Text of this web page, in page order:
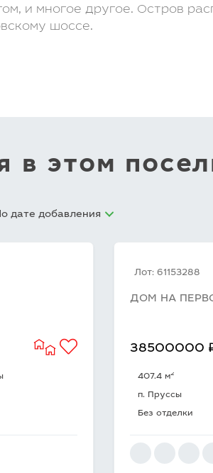
и многое другое. Остров
шоссе.
в этом
дате добавления
Лот: 61153288
ДОМ НА
38500000
407.4 м2
п. Пруссы
Без отделки